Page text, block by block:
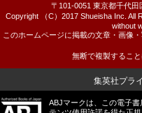
〒101-0051 東京都千代田
Copyright （C）2017 Shueisha Inc. All
without
このホームページに掲載の文章・画像
無断で複製するこ
集英社プラ
ABJマークは、この電子